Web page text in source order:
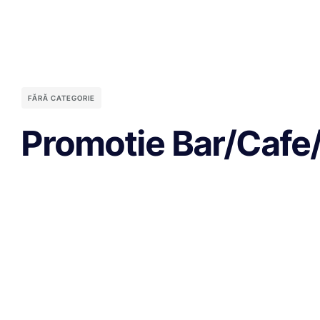
FĂRĂ CATEGORIE
Promotie Bar/